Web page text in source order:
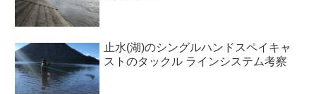
止水(湖)のシングルハンドスペイキャ
ストのタックル ラインシステム考察